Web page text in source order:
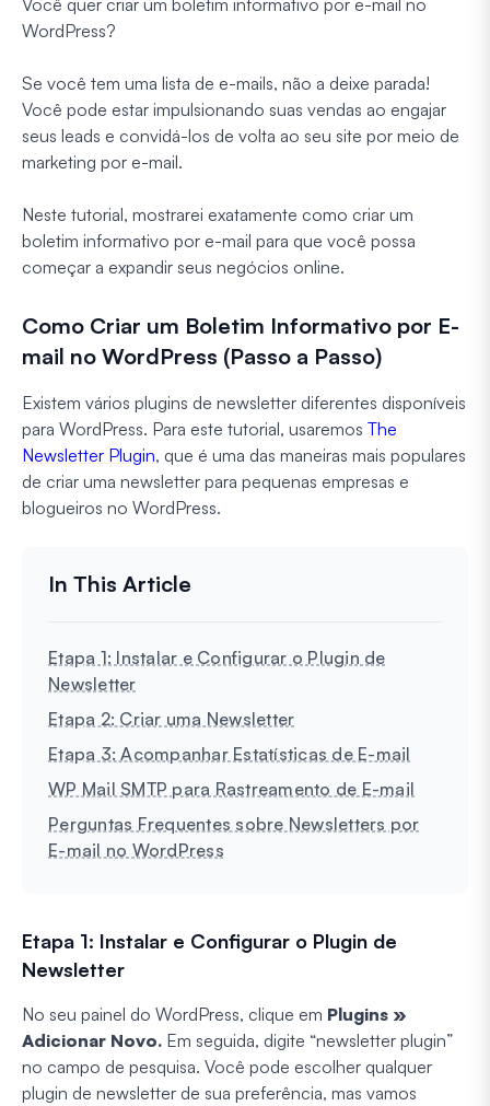
WordPress?
Se você tem uma lista de e-mails, não a deixe parada!
Você pode estar impulsionando suas vendas ao engajar
seus leads e convidá-los de volta ao seu site por meio de
marketing por e-mail.
Neste tutorial, mostrarei exatamente como criar um
boletim informativo por e-mail para que você possa
começar a expandir seus negócios online.
Como Criar um Boletim Informativo por E-
mail no WordPress (Passo a Passo)
Existem vários plugins de newsletter diferentes disponíveis
para WordPress. Para este tutorial, usaremos The
Newsletter Plugin, que é uma das maneiras mais populares
de criar uma newsletter para pequenas empresas e
blogueiros no WordPress.
Etapa 1: Instalar e Configurar o Plugin de
Newsletter
Etapa 2: Criar uma Newsletter
Etapa 3: Acompanhar Estatísticas de E-mail
WP Mail SMTP para Rastreamento de E-mail
Perguntas Frequentes sobre Newsletters por
E-mail no WordPress
Etapa 1: Instalar e Configurar o Plugin de
Newsletter
No seu painel do WordPress, clique em Plugins »
Adicionar Novo. Em seguida, digite “newsletter plugin”
no campo de pesquisa. Você pode escolher qualquer
plugin de newsletter de sua preferência, mas vamos